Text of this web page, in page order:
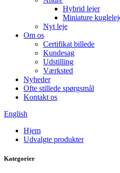
Hybrid lejer
Miniature
Nyt leje
Om os
Certifikat billede
Kundesag
Udstilling
Værksted
Nyheder
Ofte stillede spørgsmål
Kontakt os
English
Hjem
Udvalgte produkter
Kategorier